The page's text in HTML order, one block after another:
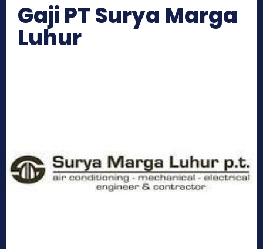
Gaji PT Surya Marga
Luhur